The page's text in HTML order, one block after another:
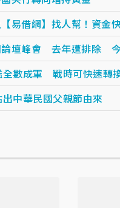
易借網】找人幫！資金
論壇峰會 去年遭排除
全數成軍 戰時可快速轉
中華民國父親節由來